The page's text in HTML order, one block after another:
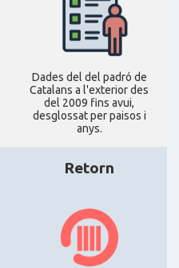
Dades del del padró de
Catalans a l'exterior des
del 2009 fins avui,
desglossat per paisos i
anys.
Retorn